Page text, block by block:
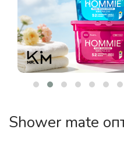
Shower mate